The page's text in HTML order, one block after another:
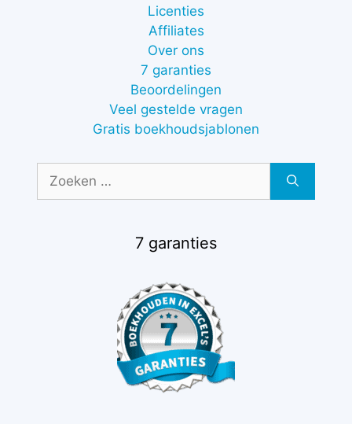
Licenties
Affiliates
Over ons
7 garanties
Beoordelingen
Veel gestelde vragen
Gratis boekhoudsjablonen
naar:
7 garanties